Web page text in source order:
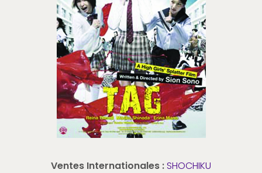
Ventes Internationales :SHOCHIKU